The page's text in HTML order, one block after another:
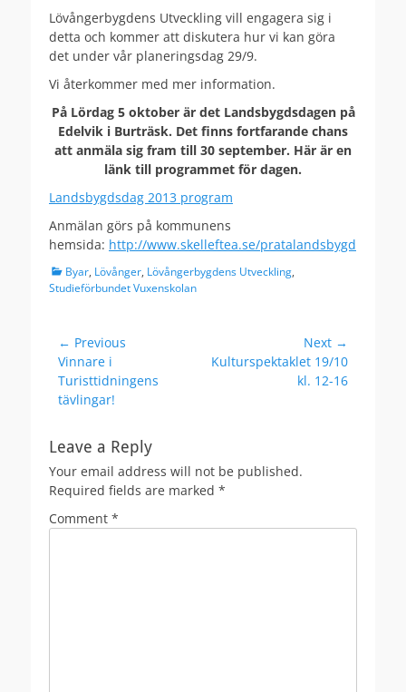
Lövångerbygdens Utveckling vill engagera sig i
detta och kommer att diskutera hur vi kan göra
det under vår planeringsdag 29/9.
Vi återkommer med mer information.
På Lördag 5 oktober är det Landsbygdsdagen på
Edelvik i Burträsk. Det finns fortfarande chans
att anmäla sig fram till 30 september. Här är en
länk till programmet för dagen.
Landsbygdsdag 2013 program
Anmälan görs på kommunens
hemsida: http://www.skelleftea.se/pratalandsbygd
Categories
Byar, Lövånger, Lövångerbygdens Utveckling,
Studieförbundet Vuxenskolan
Post
navigation
← Previous
Previous
post:
Vinnare i
Turisttidningens
tävlingar!
Next →
Next
Kulturspektaklet 19/10
kl. 12-16
Leave a Reply
Your email address will not be published.
Required fields are marked *
Comment *